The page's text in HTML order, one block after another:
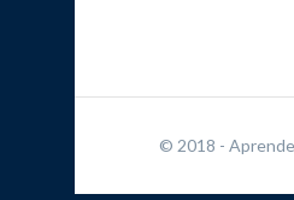
© 2018 -